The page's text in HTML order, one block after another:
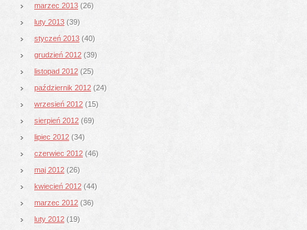
marzec 2013 (26)
luty 2013 (39)
styczeń 2013 (40)
grudzień 2012 (39)
listopad 2012 (25)
październik 2012 (24)
wrzesień 2012 (15)
sierpień 2012 (69)
lipiec 2012 (34)
czerwiec 2012 (46)
maj 2012 (26)
kwiecień 2012 (44)
marzec 2012 (36)
luty 2012 (19)